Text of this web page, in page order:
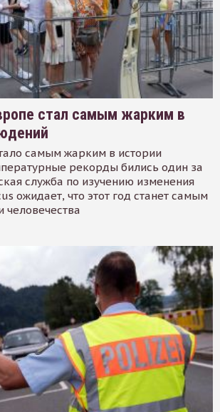
стал самым жарким в
самым жарким в истории
рекорды бились один за
служба по изучению изменения
ожидает, что этот год станет самым
человечества